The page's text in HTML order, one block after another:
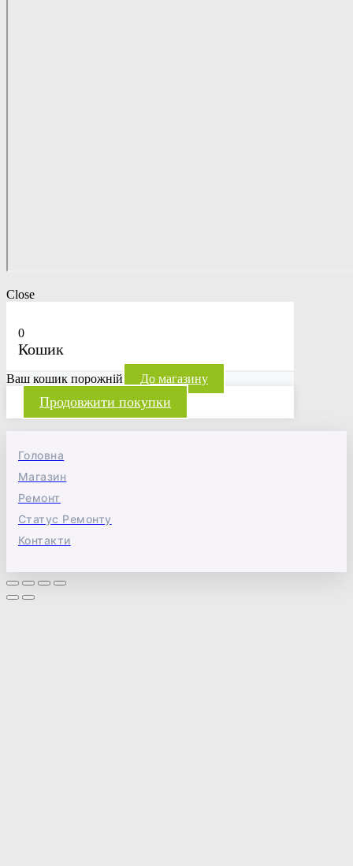
Close
0
Кошик
Ваш кошик порожній До магазину
Продовжити покупки
Головна
Магазин
Ремонт
Статус Ремонту
Контакти